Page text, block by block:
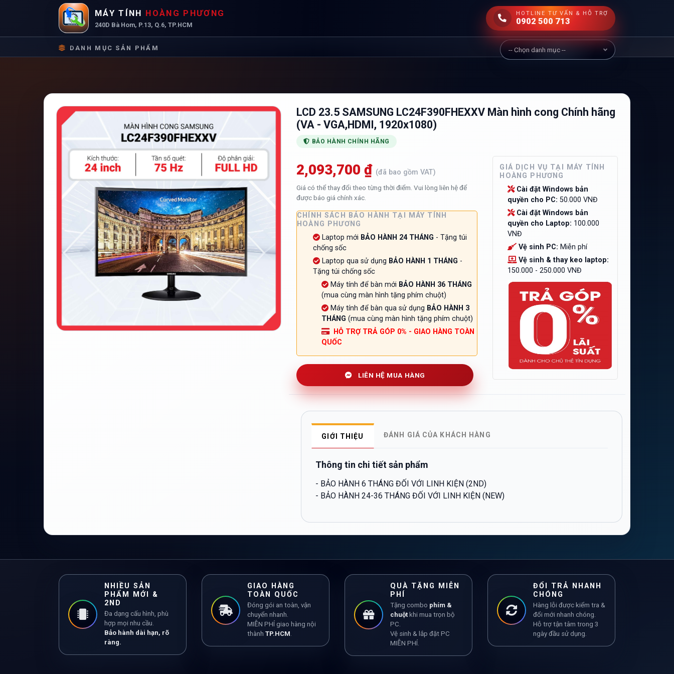
MÁY TÍNH HOÀNG PHƯƠNG
240D Bà Hom, P.13, Q.6, TP.HCM
HOTLINE TƯ VẤN & HỖ TRỢ
0902 500 713
DANH MỤC SẢN PHẨM
LCD 23.5 SAMSUNG LC24F390FHEXXV Màn hình cong Chính hãng
(VA - VGA,HDMI, 1920x1080)
BẢO HÀNH CHÍNH HÃNG
2,093,700 ₫ (đã bao gồm VAT)
Giá có thể thay đổi theo từng thời điểm. Vui lòng liên hệ để
được báo giá chính xác.
CHÍNH SÁCH BẢO HÀNH TẠI MÁY TÍNH
HOÀNG PHƯƠNG
Laptop mới BẢO HÀNH 24 THÁNG - Tặng túi
chống sốc
Laptop qua sử dụng BẢO HÀNH 1 THÁNG -
Tặng túi chống sốc
Máy tính để bàn mới BẢO HÀNH 36 THÁNG
(mua cùng màn hình tặng phím chuột)
Máy tính để bàn qua sử dụng BẢO HÀNH 3
THÁNG (mua cùng màn hình tặng phím chuột)
HỖ TRỢ TRẢ GÓP 0% - GIAO HÀNG TOÀN
QUỐC
LIÊN HỆ MUA HÀNG
GIÁ DỊCH VỤ TẠI MÁY TÍNH
HOÀNG PHƯƠNG
Cài đặt Windows bản
quyền cho PC: 50.000 VNĐ
Cài đặt Windows bản
quyền cho Laptop: 100.000
VNĐ
Vệ sinh PC: Miễn phí
Vệ sinh & thay keo laptop:
150.000 - 250.000 VNĐ
GIỚI THIỆU ĐÁNH GIÁ CỦA KHÁCH HÀNG
Thông tin chi tiết sản phẩm
- BẢO HÀNH 6 THÁNG ĐỐI VỚI LINH KIỆN (2ND)
- BẢO HÀNH 24-36 THÁNG ĐỐI VỚI LINH KIỆN (NEW)
NHIỀU SẢN
PHẨM MỚI &
2ND
Đa dạng cấu hình, phù
hợp mọi nhu cầu.
Bảo hành dài hạn, rõ
ràng.
GIAO HÀNG
TOÀN QUỐC
Đóng gói an toàn, vận
chuyển nhanh.
MIỄN PHÍ giao hàng nội
thành TP.HCM.
QUÀ TẶNG MIỄN
PHÍ
Tặng combo phím &
chuộtkhi mua trọn bộ
PC.
Vệ sinh & lắp đặt PC
MIỄN PHÍ.
ĐỔI TRẢ NHANH
CHÓNG
Hàng lỗi được kiểm tra &
đổi mới nhanh chóng.
Hỗ trợ tận tâm trong 3
ngày đầu sử dụng.